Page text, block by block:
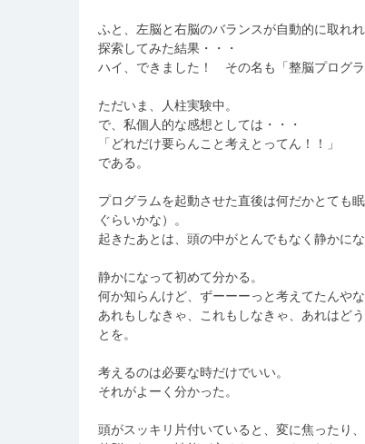
ふと、左脳と右脳のバランスが自動的に取れ
探索してみた結果・・・
ハイ、できました！ その名も「整脳プログラ
ただいま、人柱実験中。
で、私個人的な感想としては・・・
「どれだけ要らんこと考えとってん！！」
である。
プログラムを起動させた直後は何だかとても
ぐらいかな）。
起きたあとは、頭の中がとんでもなく静かにな
静かになって初めて分かる。
何か知らんけど、ずーーーっと考えてたんやな
あれもしなきゃ、これもしなきゃ、あれはど
とを。
考えるのは必要な時だけでいい。
それがよーく分かった。
頭がスッキリ片付いていると、変に焦ったり